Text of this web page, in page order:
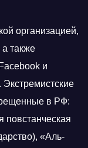
организацией,
также
и
в РФ:
повстанческая
«Аль-